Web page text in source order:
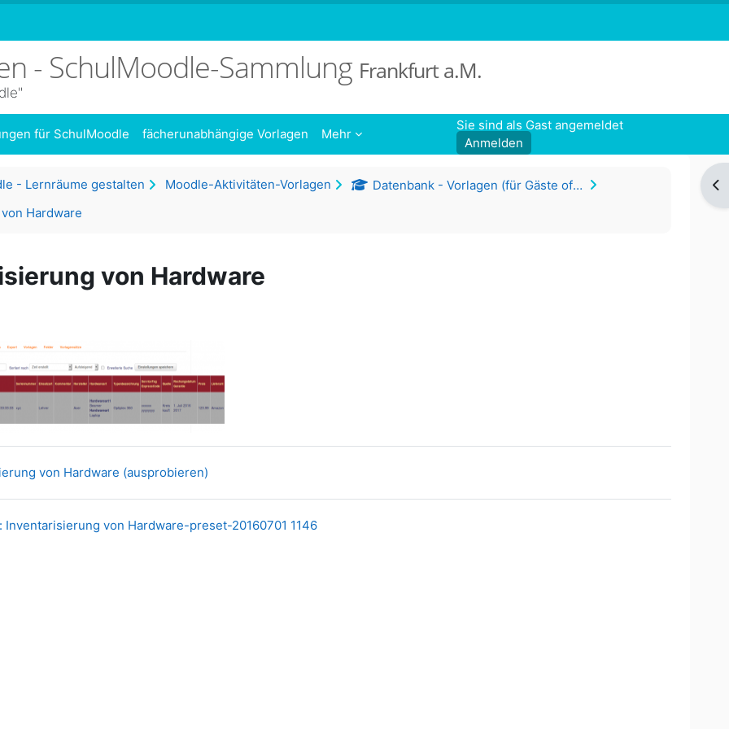
- SchulMoodle-Sammlung Frankfurt a.M.
für SchulMoodle fächerunabhängige Vorlagen Mehr
Sie sind als Gast angemeldet
Anmelden
- Lernräume gestalten Moodle-Aktivitäten-Vorlagen
Datenbank - Vorlagen (für Gäste offen)
Hardware
von Hardware
von Hardware (ausprobieren)
Inventarisierung von Hardware-preset-20160701 1146